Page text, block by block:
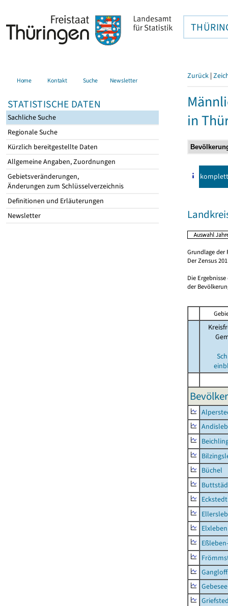
Home Kontakt Suche Newsletter
STATISTISCHE DATEN
Sachliche Suche
Regionale Suche
Kürzlich bereitgestellte Daten
Allgemeine Angaben, Zuordnungen
Gebietsveränderungen,
Änderungen zum Schlüsselverzeichnis
Definitionen und Erläuterungen
Newsletter
Zurück |
in
komplett
Grundlage der
Der Zensus
Die
der
Büchel
Eckstedt
Elxleben